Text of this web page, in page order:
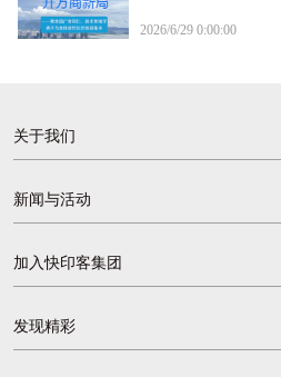
2026/6/29 0:00:00
关于我们
新闻与活动
加入快印客集团
发现精彩